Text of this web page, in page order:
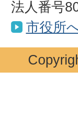
法人番号
市役所